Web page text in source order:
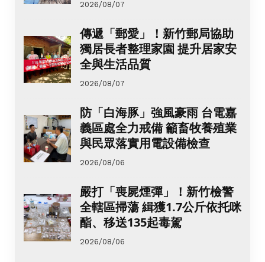
2026/08/07
傳遞「郵愛」！新竹郵局協助
獨居長者整理家園 提升居家安
全與生活品質
2026/08/07
防「白海豚」強風豪雨 台電嘉
義區處全力戒備 籲畜牧養殖業
與民眾落實用電設備檢查
2026/08/06
嚴打「喪屍煙彈」！新竹檢警
全轄區掃蕩 緝獲1.7公斤依托咪
酯、移送135起毒駕
2026/08/06